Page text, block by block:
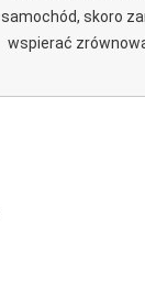
samochód, skoro
wspierać